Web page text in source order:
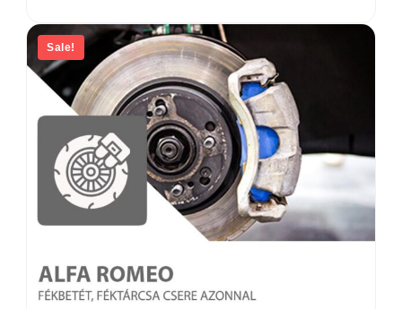
Sale!